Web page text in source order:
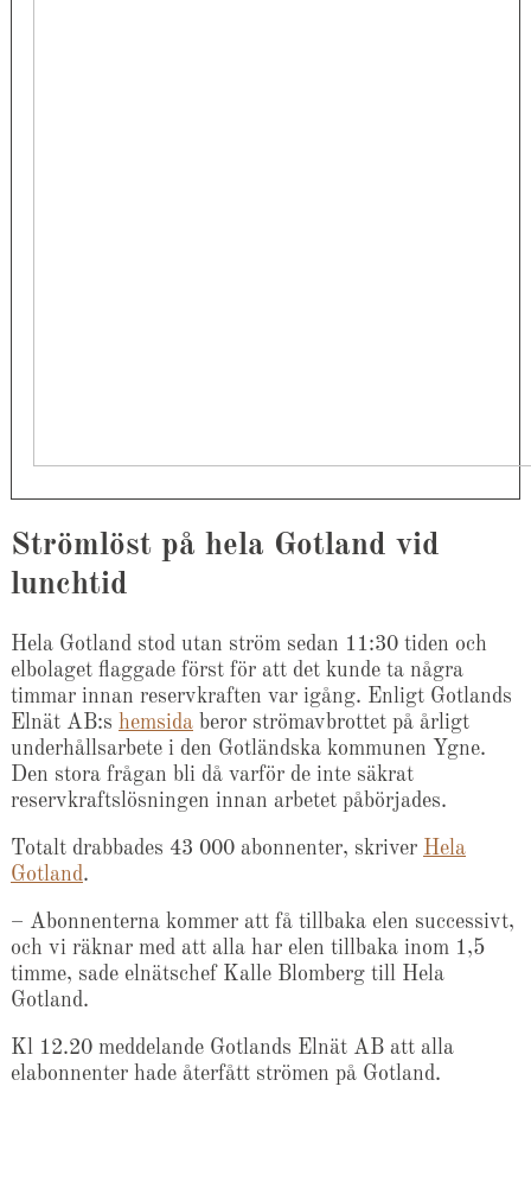
Strömlöst på hela Gotland vid
lunchtid
Hela Gotland stod utan ström sedan 11:30 tiden och
elbolaget flaggade först för att det kunde ta några
timmar innan reservkraften var igång. Enligt Gotlands
Elnät AB:s hemsida beror strömavbrottet på årligt
underhållsarbete i den Gotländska kommunen Ygne.
Den stora frågan bli då varför de inte säkrat
reservkraftslösningen innan arbetet påbörjades.
Totalt drabbades 43 000 abonnenter, skriver Hela
Gotland.
– Abonnenterna kommer att få tillbaka elen successivt,
och vi räknar med att alla har elen tillbaka inom 1,5
timme, sade elnätschef Kalle Blomberg till Hela
Gotland.
Kl 12.20 meddelande Gotlands Elnät AB att alla
elabonnenter hade återfått strömen på Gotland.